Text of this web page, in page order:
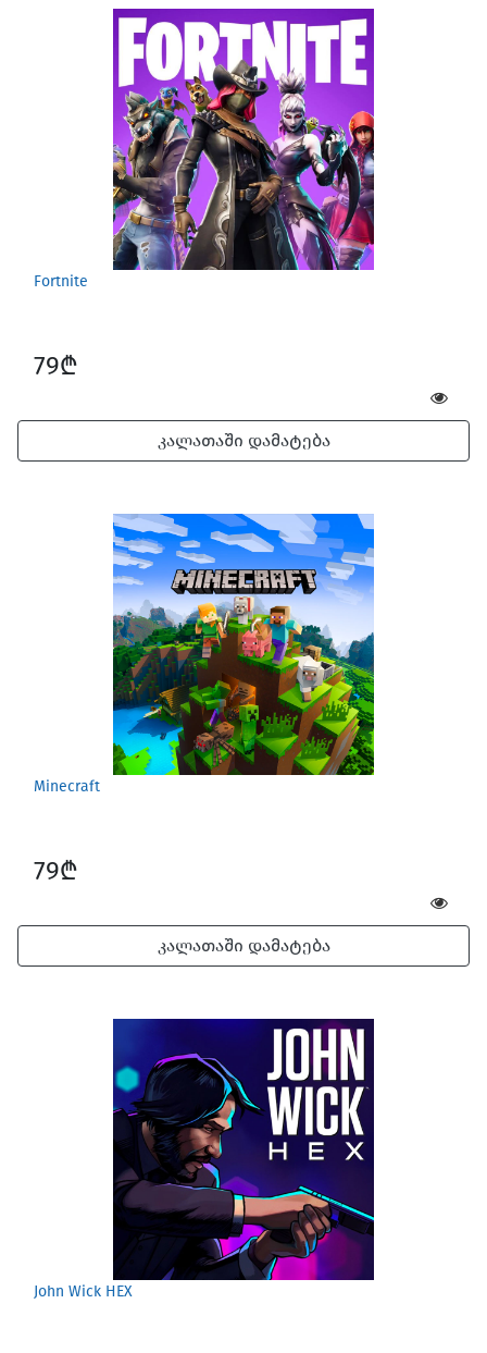
Fortnite
79₾
კალათაში დამატება
Minecraft
79₾
კალათაში დამატება
John Wick HEX